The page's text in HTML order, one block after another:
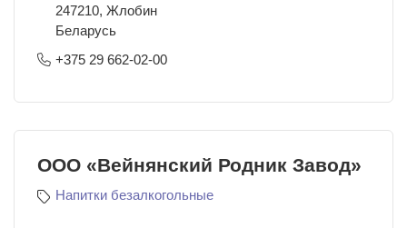
247210, Жлобин
Беларусь
+375 29 662-02-00
ООО «Вейнянский Родник Завод»
Напитки безалкогольные